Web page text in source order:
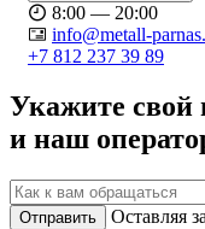
8:00 — 20:00
info@metall-
+7 812 237 39 89
Укажите свой
и наш
Отправить Оставляя